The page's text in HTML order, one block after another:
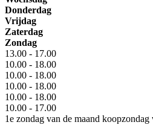
Donderdag
Vrijdag
Zaterdag
Zondag
13.00 - 17.00
10.00 - 18.00
10.00 - 18.00
10.00 - 18.00
10.00 - 18.00
10.00 - 17.00
1e zondag van de maand